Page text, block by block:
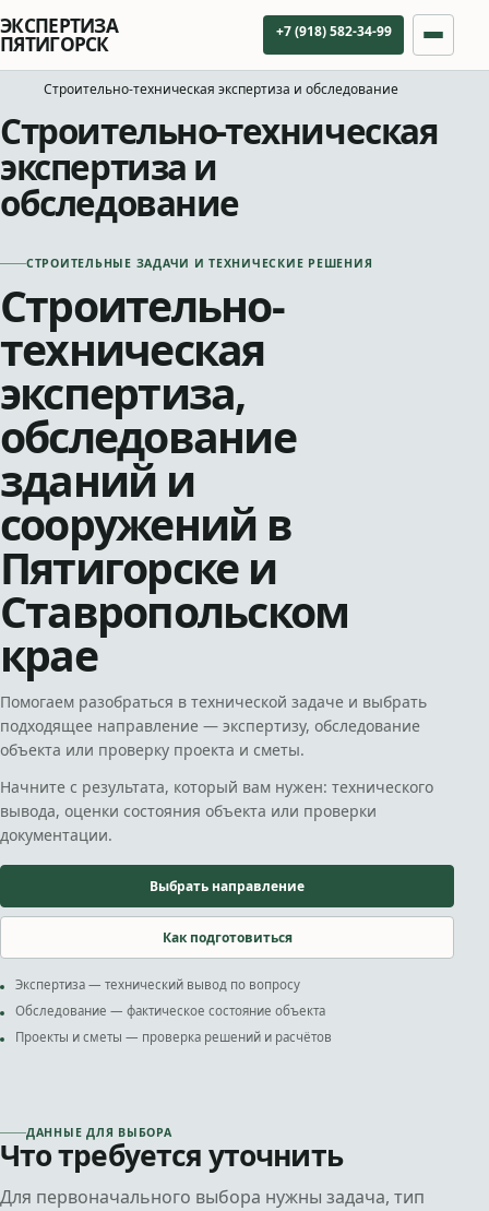
ЭКСПЕРТИЗА
ПЯТИГОРСК
+7 (918) 582-34-99
Строительно-техническая экспертиза и обследование
Строительно-техническая
экспертиза и
обследование
СТРОИТЕЛЬНЫЕ ЗАДАЧИ И ТЕХНИЧЕСКИЕ РЕШЕНИЯ
Строительно-
техническая
экспертиза,
обследование
зданий и
сооружений в
Пятигорске и
Ставропольском
крае
Помогаем разобраться в технической задаче и выбрать
подходящее направление — экспертизу, обследование
объекта или проверку проекта и сметы.
Начните с результата, который вам нужен: технического
вывода, оценки состояния объекта или проверки
документации.
Выбрать направление
Как подготовиться
Экспертиза — технический вывод по вопросу
Обследование — фактическое состояние объекта
Проекты и сметы — проверка решений и расчётов
ДАННЫЕ ДЛЯ ВЫБОРА
Что требуется уточнить
Для первоначального выбора нужны задача, тип